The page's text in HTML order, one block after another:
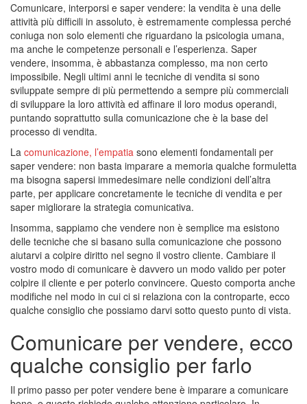
Comunicare, interporsi e saper vendere: la vendita è una delle
attività più difficili in assoluto, è estremamente complessa perché
coniuga non solo elementi che riguardano la psicologia umana,
ma anche le competenze personali e l’esperienza. Saper
vendere, insomma, è abbastanza complesso, ma non certo
impossibile. Negli ultimi anni le tecniche di vendita si sono
sviluppate sempre di più permettendo a sempre più commerciali
di sviluppare la loro attività ed affinare il loro modus operandi,
puntando soprattutto sulla comunicazione che è la base del
processo di vendita.
La comunicazione, l’empatia sono elementi fondamentali per
saper vendere: non basta imparare a memoria qualche formuletta
ma bisogna sapersi immedesimare nelle condizioni dell’altra
parte, per applicare concretamente le tecniche di vendita e per
saper migliorare la strategia comunicativa.
Insomma, sappiamo che vendere non è semplice ma esistono
delle tecniche che si basano sulla comunicazione che possono
aiutarvi a colpire diritto nel segno il vostro cliente. Cambiare il
vostro modo di comunicare è davvero un modo valido per poter
colpire il cliente e per poterlo convincere. Questo comporta anche
modifiche nel modo in cui ci si relaziona con la controparte, ecco
qualche consiglio che possiamo darvi sotto questo punto di vista.
Comunicare per vendere, ecco
qualche consiglio per farlo
Il primo passo per poter vendere bene è imparare a comunicare